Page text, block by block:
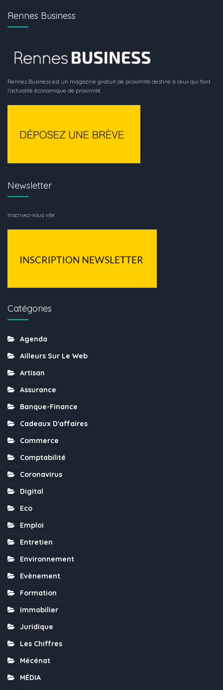
Rennes Business
Rennes Business est un magazine gratuit de proximité destiné à ceux qui font
l’actualité économique de proximité.
Newsletter
Inscrivez-vous vite
Catégories
Agenda
Ailleurs Sur Le Web
Artisan
Assurance
Banque-Finance
Cadeaux D'affaires
Commerce
Comptabilité
Coronavirus
Digital
Eco
Emploi
Entretien
Environnement
Evènement
Formation
Immobilier
Juridique
Les Chiffres
Mécénat
MÉDIA